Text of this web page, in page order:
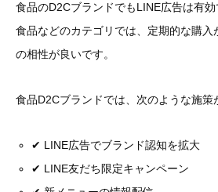
食品のD2CブランドでもLINE広告は有
食品などのカテゴリでは、定期的な購入
の相性が良いです。
食品D2Cブランドでは、次のような施策
✔ LINE広告でブランド認知を拡大
✔ LINE友だち限定キャンペーン